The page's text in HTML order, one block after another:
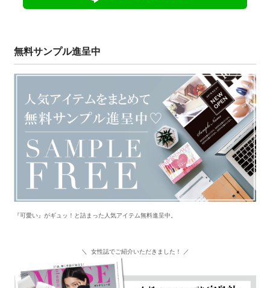
無料サンプル進呈中
『可愛い』がギュッ！と詰まった人気アイテム無料進呈中。
＼ 女性誌でご紹介いただきました！ ／